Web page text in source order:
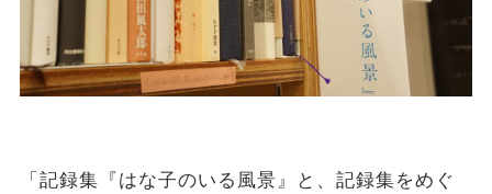
「記録集『はな子のいる風景』と、記録集をめぐ